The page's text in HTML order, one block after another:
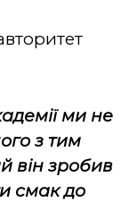
ми не
з тим
він зробив
смак до